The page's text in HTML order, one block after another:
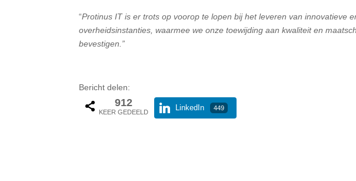
“Protinus IT is er trots op voorop te lopen bij het leveren van innovatieve
overheidsinstanties, waarmee we onze toewijding aan kwaliteit en
bevestigen.”
Bericht delen:
912
KEER GEDEELD
LinkedIn 449